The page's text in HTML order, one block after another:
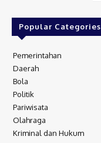
Popular Categories
Pemerintahan
Daerah
Bola
Politik
Pariwisata
Olahraga
Kriminal dan Hukum